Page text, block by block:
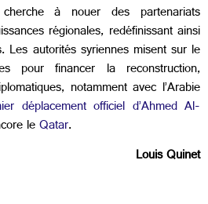
à nouer des partenariats
régionales, redéfinissant ainsi
Les autorités syriennes misent sur le
pour financer la reconstruction,
notamment avec l’Arabie
déplacement officiel d’Ahmed Al-
leQatar.
Louis Quinet